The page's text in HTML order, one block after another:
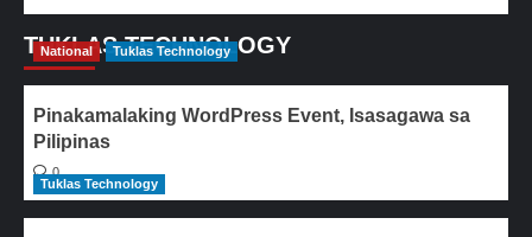
TUKLAS TECHNOLOGY
National Tuklas Technology
Pinakamalaking WordPress Event, Isasagawa sa
Pilipinas
0
Tuklas Technology